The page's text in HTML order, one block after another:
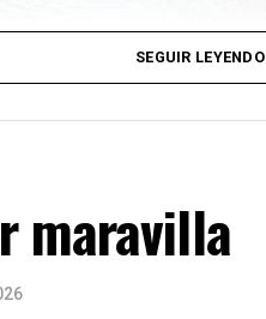
SEGUIR LEYENDO
maravilla